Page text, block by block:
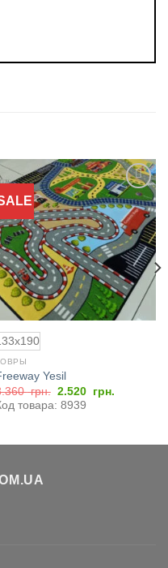
Добавить
в
избранное
Yesil
грн. Первоначальная
цена
составляла
2.520 грн.
товара: 8939